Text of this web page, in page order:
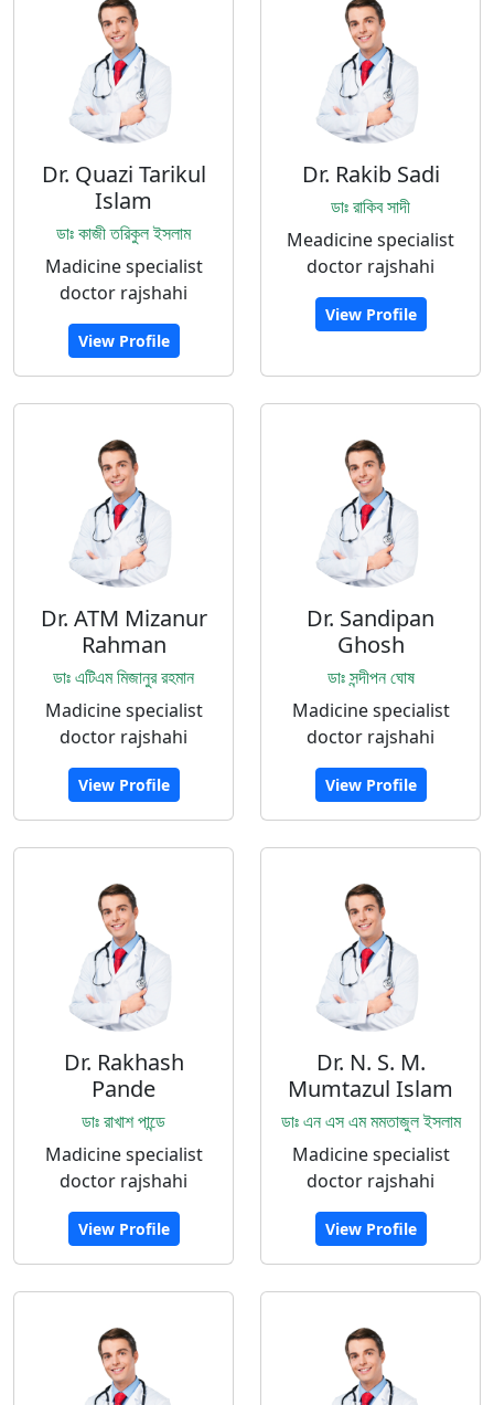
Dr. Quazi Tarikul
Islam
ডাঃ কাজী তরিকুল ইসলাম
Madicine specialist
doctor rajshahi
View Profile
Dr. Rakib Sadi
ডাঃ রাকিব সাদী
Meadicine specialist
doctor rajshahi
View Profile
Dr. ATM Mizanur
Rahman
ডাঃ এটিএম মিজানুর রহমান
Madicine specialist
doctor rajshahi
View Profile
Dr. Sandipan
Ghosh
ডাঃ সন্দীপন ঘোষ
Madicine specialist
doctor rajshahi
View Profile
Dr. Rakhash
Pande
ডাঃ রাখাশ পান্ডে
Madicine specialist
doctor rajshahi
View Profile
Dr. N. S. M.
Mumtazul Islam
ডাঃ এন এস এম মমতাজুল ইসলাম
Madicine specialist
doctor rajshahi
View Profile